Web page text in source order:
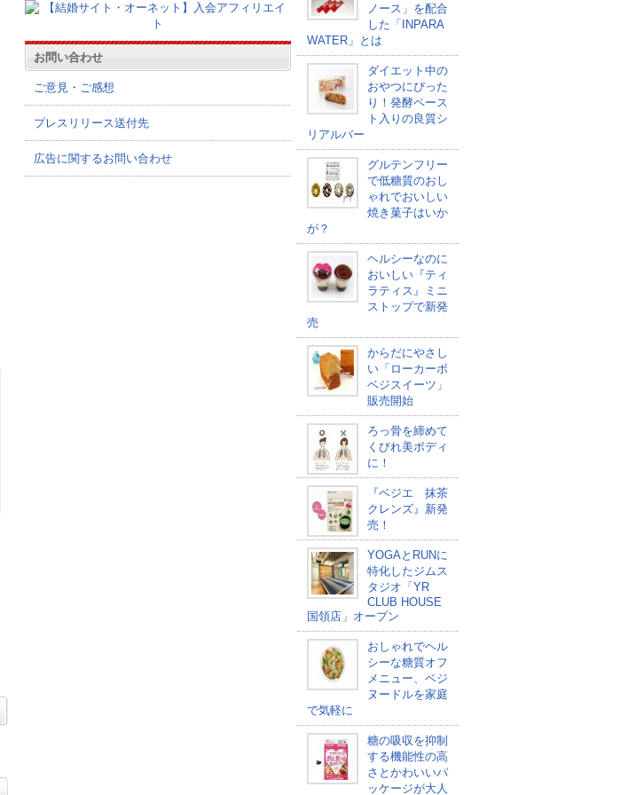
お問い合わせ
ご意見・ご感想
プレスリリース送付先
広告に関するお問い合わせ
ノース」を配合
した「INPARA
WATER」とは
ダイエット中の
おやつにぴった
り！発酵ペース
ト入りの良質シ
リアルバー
グルテンフリー
で低糖質のおし
ゃれでおいしい
焼き菓子はいか
が？
ヘルシーなのに
おいしい『ティ
ラティス』ミニ
ストップで新発
売
からだにやさし
い「ローカーボ
ベジスイーツ」
販売開始
ろっ骨を締めて
くびれ美ボディ
に！
『ベジエ 抹茶
クレンズ』新発
売！
YOGAとRUNに
特化したジムス
タジオ「YR
CLUB HOUSE
国領店」オープン
おしゃれでヘル
シーな糖質オフ
メニュー、ベジ
ヌードルを家庭
で気軽に
糖の吸収を抑制
する機能性の高
さとかわいいパ
ッケージが大人